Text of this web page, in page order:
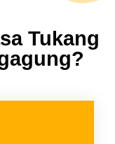
Tukang